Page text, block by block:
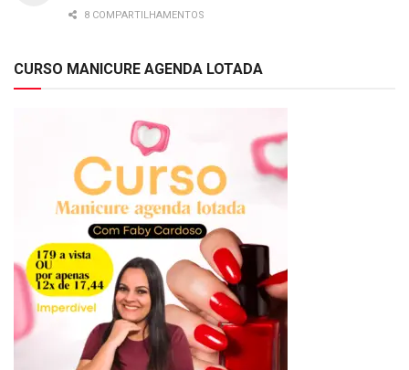
8 COMPARTILHAMENTOS
CURSO MANICURE AGENDA LOTADA